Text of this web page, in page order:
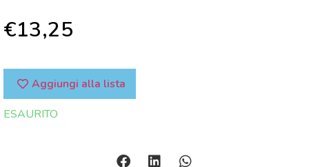
€13,25
Aggiungi alla lista
ESAURITO